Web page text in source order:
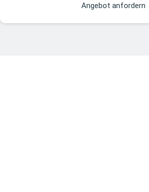
Angebot anfordern